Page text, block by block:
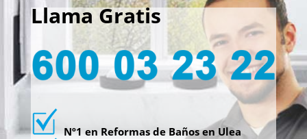
Llama Gratis
Nº1 en Reformas de Baños en Ulea